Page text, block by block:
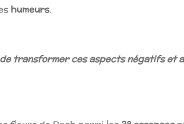
humeurs.
transformer ces aspects négatifs et